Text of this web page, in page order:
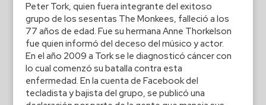
Peter Tork, quien fuera integrante del exitoso
grupo de los sesentas The Monkees, falleció a los
77 años de edad. Fue su hermana Anne Thorkelson
fue quien informó del deceso del músico y actor.
En el año 2009 a Tork se le diagnosticó cáncer con
lo cual comenzó su batalla contra esta
enfermedad. En la cuenta de Facebook del
tecladista y bajista del grupo, se publicó una